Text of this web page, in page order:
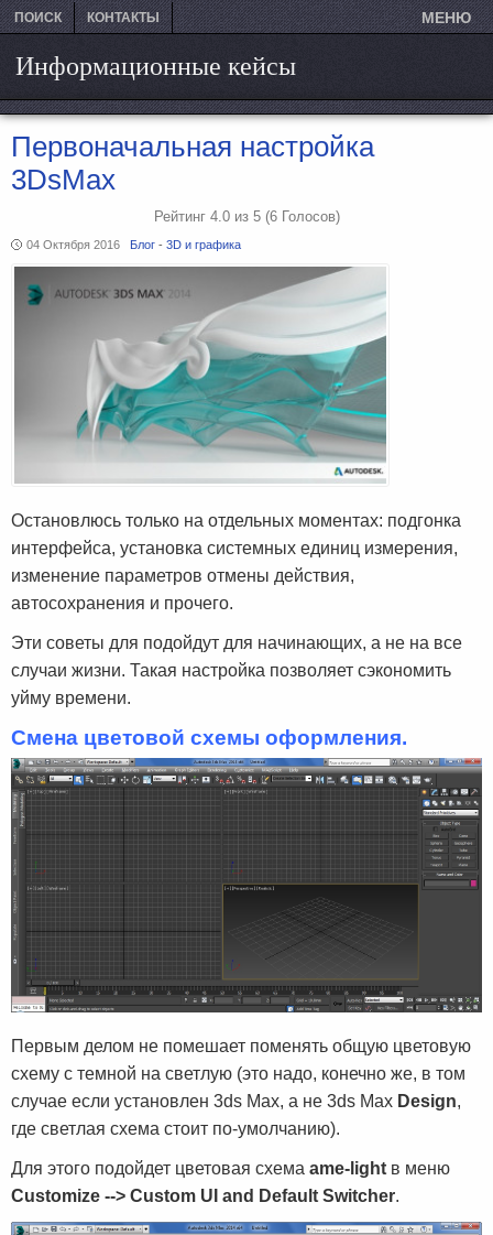
ПОИСК КОНТАКТЫ МЕНЮ
Информационные кейсы
Первоначальная настройка
3DsMax
Рейтинг 4.0 из 5 (6 Голосов)
04 Октября 2016 Блог - 3D и графика
Остановлюсь только на отдельных моментах: подгонка
интерфейса, установка системных единиц измерения,
изменение параметров отмены действия,
автосохранения и прочего.
Эти советы для подойдут для начинающих, а не на все
случаи жизни. Такая настройка позволяет сэкономить
уйму времени.
Смена цветовой схемы оформления.
Первым делом не помешает поменять общую цветовую
схему с темной на светлую (это надо, конечно же, в том
случае если установлен 3ds Max, а не 3ds Max Design,
где светлая схема стоит по-умолчанию).
Для этого подойдет цветовая схема ame-light в меню
Customize --> Custom UI and Default Switcher.